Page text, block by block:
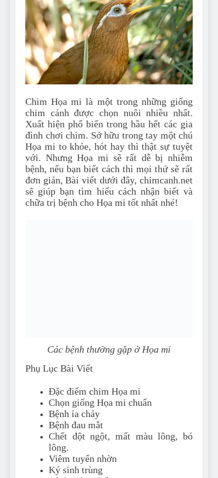
Can Bulldogs Play Fetch?
And How to Train Them!
7 Năm Ago
How Often Do I Need to
Groom My Bulldog
7 Năm Ago
Chim Họa mi là một trong những giống
chim cảnh được chọn nuôi nhiều nhất.
Xuất hiện phổ biến trong hầu hết các gia
đình chơi chim. Sở hữu trong tay một chú
Họa mi to khỏe, hót hay thì thật sự tuyệt
với. Nhưng Họa mi sẽ rất dễ bị nhiễm
bệnh, nếu bạn biết cách thì mọi thứ sẽ rất
đơn giản, Bài viết dưới đây, chimcanh.net
sẽ giúp bạn tìm hiểu cách nhận biết và
chữa trị bệnh cho Họa mi tốt nhất nhé!
Các bệnh thường gặp ở Họa mi
Phụ Lục Bài Viết
Đặc điểm chim Họa mi
Chọn giống Họa mi chuẩn
Bệnh ỉa chảy
Bệnh đau mắt
Chết đột ngột, mất màu lông, bó
lông.
Viêm tuyến nhờn
Ký sinh trùng